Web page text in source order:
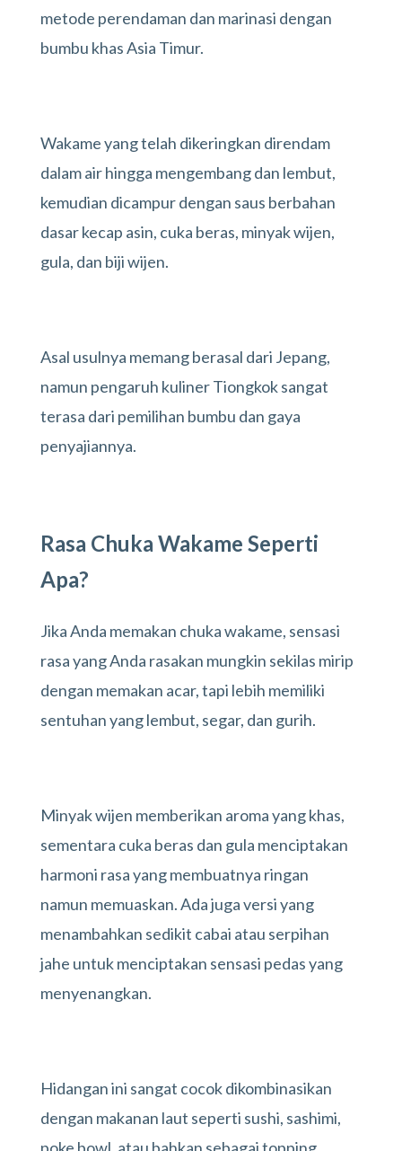
metode perendaman dan marinasi dengan
bumbu khas Asia Timur.
Wakame yang telah dikeringkan direndam
dalam air hingga mengembang dan lembut,
kemudian dicampur dengan saus berbahan
dasar kecap asin, cuka beras, minyak wijen,
gula, dan biji wijen.
Asal usulnya memang berasal dari Jepang,
namun pengaruh kuliner Tiongkok sangat
terasa dari pemilihan bumbu dan gaya
penyajiannya.
Rasa Chuka Wakame Seperti
Apa?
Jika Anda memakan chuka wakame, sensasi
rasa yang Anda rasakan mungkin sekilas mirip
dengan memakan acar, tapi lebih memiliki
sentuhan yang lembut, segar, dan gurih.
Minyak wijen memberikan aroma yang khas,
sementara cuka beras dan gula menciptakan
harmoni rasa yang membuatnya ringan
namun memuaskan. Ada juga versi yang
menambahkan sedikit cabai atau serpihan
jahe untuk menciptakan sensasi pedas yang
menyenangkan.
Hidangan ini sangat cocok dikombinasikan
dengan makanan laut seperti sushi, sashimi,